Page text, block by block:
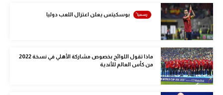
الوطن العربي
في المونديال
رياضة نسائية
آسيا
أمريكا
بوسكيتس يعلن اعتزال اللعب دوليا
ماذا تقول اللوائح بخصوص مشاركة الأهلي في نسخة 2022
من كأس العالم للأندية